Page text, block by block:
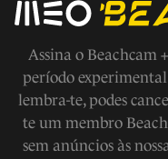
Assina o Beachcam
período
lembra-te, podes
te um membro
sem anúncios às